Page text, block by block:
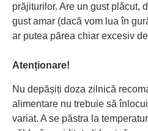
prăjiturilor. Are un gust plăcut,
gust amar (dacă vom lua în
ar putea părea chiar excesiv
Atenționare!
Nu depășiți doza zilnică
alimentare nu trebuie să
variat. A se păstra la